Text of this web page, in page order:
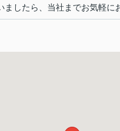
したら、当社までお気軽に